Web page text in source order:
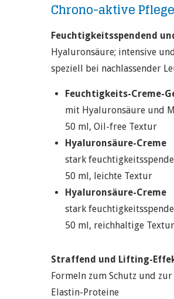
Chrono-aktive Pflege
Feuchtigkeitsspendend
Hyaluronsäure; intensive
speziell bei nachlassender
Feuchtigkeits-Creme-
mit Hyaluronsäure und
50 ml, Oil-free Textur
Hyaluronsäure-Creme
stark
50 ml, leichte Textur
Hyaluronsäure-Creme
stark
50 ml, reichhaltige Textur
Straffend und Lifting-
Formeln zum Schutz und
Elastin-Proteine